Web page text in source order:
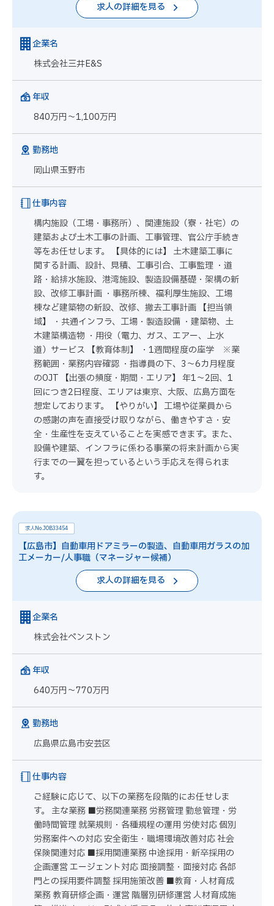
求人の詳細を見る
企業名
株式会社三井E&S
年収
840万円～1,100万円
勤務地
岡山県玉野市
仕事内容
構内施設（工場・事務所）、関連施設（寮・社宅）の
建築および土木工事の計画、工事管理、官公庁手続き
等をお任せします。 【具体的には】 土木建築工事に
関する計画、設計、見積、工事引合、工事監理 ・道
路・給排水施設、港湾施設、製造設備基礎・架構の新
設、改修工事計画 ・事務所棟、福利厚生施設、工場
棟など建築物の新設、改修、撤去工事計画 【担当領
域】 ・共通インフラ、工場・製造設備 ・建築物、土
木建築構造物 ・用役（電力、ガス、エアー、上水
道）サービス 【教育体制】 ・1週間程度の座学 ※業
務範囲・業務内容確認 ・指導員の下、3～6カ月程度
のOJT 【出張の頻度・期間・エリア】 年1～2回、1
回につき2日程度、エリアは東京、大阪、広島方面を
想定しております。 【やりがい】 工場や従業員から
の感謝の声を直接受け取りながら、働きやすさ・安
全・生産性を支えていることを実感できます。また、
設備や建築、インフラに係わる事業の将来計画から実
行までの一翼を担っているという手応えを得られま
す。
求人No.JOB33454
【広島市】自動車用ドアミラーの製造、自動車用ガラスの加
工メーカー/人事職（マネージャー候補）
求人の詳細を見る
企業名
株式会社ペンストン
年収
640万円～770万円
勤務地
広島県広島市安芸区
仕事内容
ご経験に応じて、以下の業務を段階的にお任せしま
す。 主な業務 ■労務関連業務 労務管理 勤怠管理・労
働時間管理 就業規則・各種規程の運用 労使対応 個別
労務案件への対応 安全衛生・職場環境改善対応 社会
保険関連対応 ■採用関連業務 中途採用・新卒採用の
企画運営 エージェント対応 面接調整・面接対応 各部
門との採用要件調整 採用施策改善 ■教育・人材育成
業務 教育研修企画・運営 階層別研修運営 人材育成施